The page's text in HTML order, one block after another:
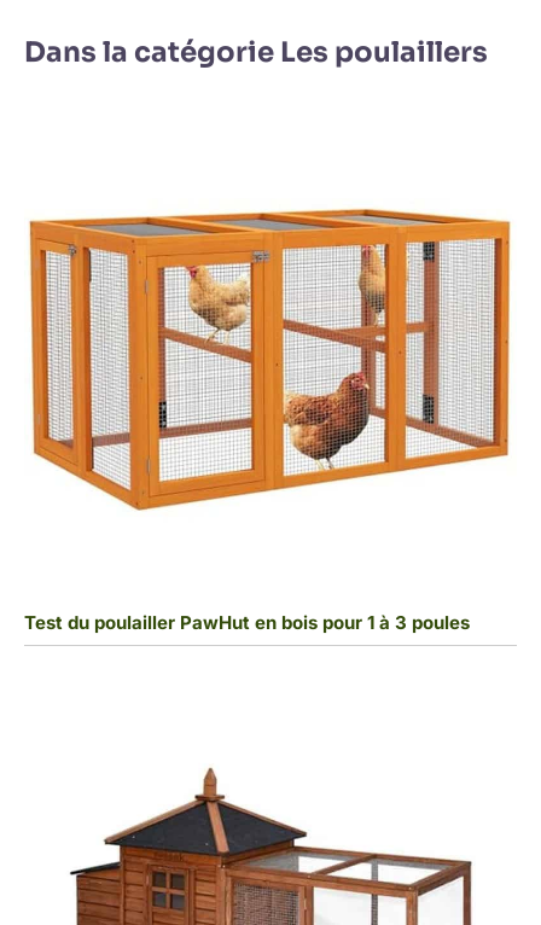
Dans la catégorie Les poulaillers
Test du poulailler PawHut en bois pour 1 à 3 poules